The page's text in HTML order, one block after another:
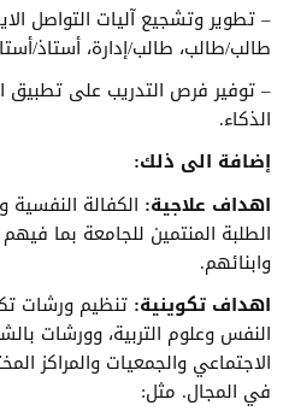
– تطوير وتشجيع آليات التواصل
طالب/طالب، طالب/إدارة، أستاذ/
– توفير فرص التدريب على تطبيق
الذكاء.
إضافة الى ذلك:
اهداف علاجية: الكفالة النفسية
الطلبة المنتمين للجامعة بما
وابنائهم.
اهداف تكوينية: تنظيم ورشات
النفس وعلوم التربية، وورشات
الاجتماعي والجمعيات والمراكز
في المجال. مثل: